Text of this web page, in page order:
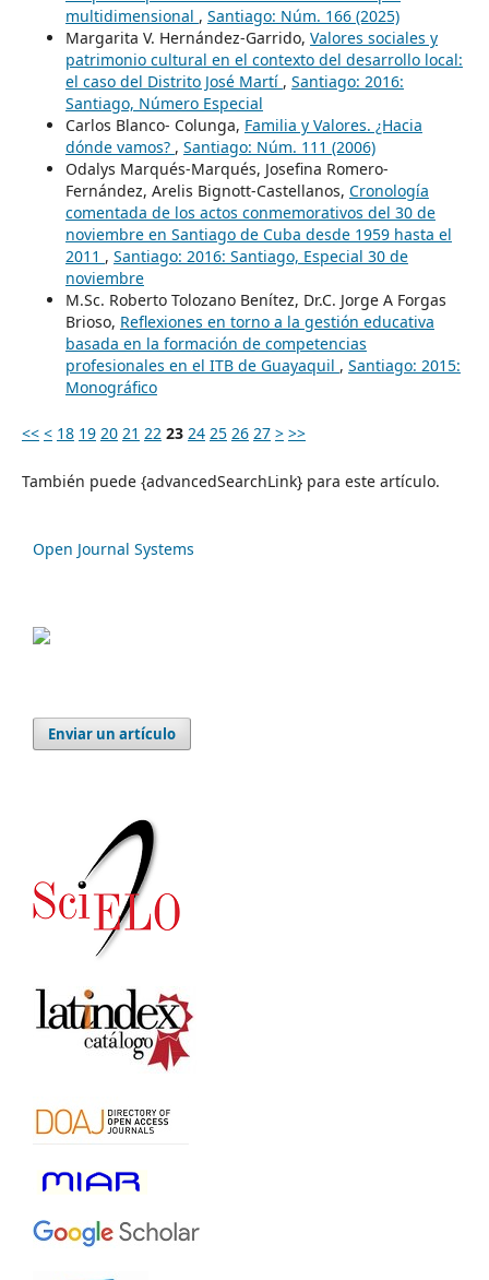
multidimensional , Santiago: Núm. 166 (2025)
Margarita V. Hernández-Garrido, Valores sociales y
patrimonio cultural en el contexto del desarrollo local:
el caso del Distrito José Martí , Santiago: 2016:
Santiago, Número Especial
Carlos Blanco- Colunga, Familia y Valores. ¿Hacia
dónde vamos? , Santiago: Núm. 111 (2006)
Odalys Marqués-Marqués, Josefina Romero-
Fernández, Arelis Bignott-Castellanos, Cronología
comentada de los actos conmemorativos del 30 de
noviembre en Santiago de Cuba desde 1959 hasta el
2011 , Santiago: 2016: Santiago, Especial 30 de
noviembre
M.Sc. Roberto Tolozano Benítez, Dr.C. Jorge A Forgas
Brioso, Reflexiones en torno a la gestión educativa
basada en la formación de competencias
profesionales en el ITB de Guayaquil , Santiago: 2015:
Monográfico
<< < 18 19 20 21 22 23 24 25 26 27 > >>
También puede {advancedSearchLink} para este artículo.
Open Journal Systems
Enviar un artículo